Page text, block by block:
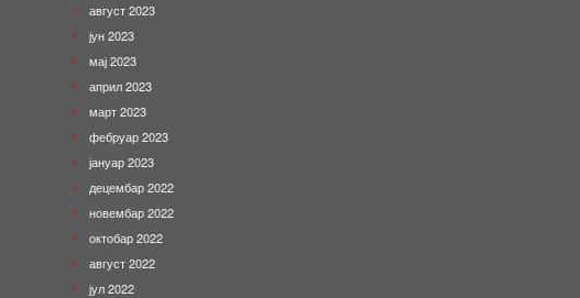
август 2023
јун 2023
мај 2023
април 2023
март 2023
фебруар 2023
јануар 2023
децембар 2022
новембар 2022
октобар 2022
август 2022
јул 2022